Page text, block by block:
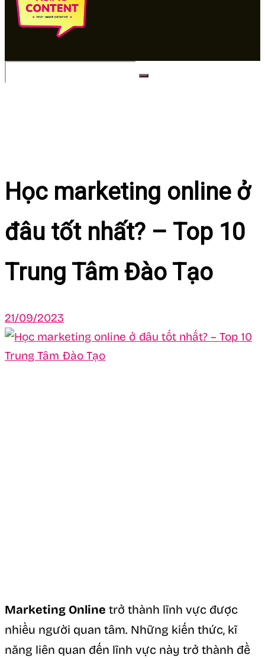
Học marketing online ở
đâu tốt nhất? – Top 10
Trung Tâm Đào Tạo
21/09/2023
Marketing Online trở thành lĩnh vực được
nhiều người quan tâm. Những kiến thức, kĩ
năng liên quan đến lĩnh vực này trở thành đề